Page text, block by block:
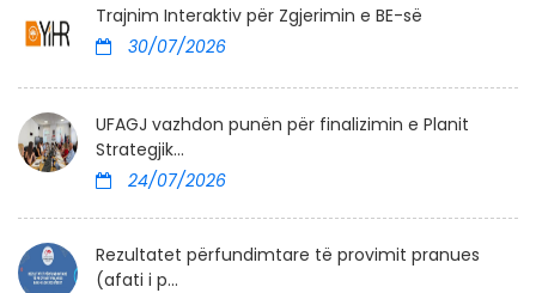
Trajnim Interaktiv për Zgjerimin e BE-së
30/07/2026
UFAGJ vazhdon punën për finalizimin e Planit
Strategjik...
24/07/2026
Rezultatet përfundimtare të provimit pranues
(afati i p...